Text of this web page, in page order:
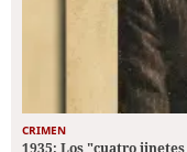
CRIMEN
1935: Los "cuatro